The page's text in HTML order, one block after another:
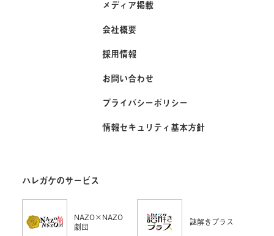
メディア掲載
会社概要
採用情報
お問い合わせ
プライバシーポリシー
情報セキュリティ基本方針
ハレガケのサービス
NAZO×NAZO
劇団
謎解きプラス